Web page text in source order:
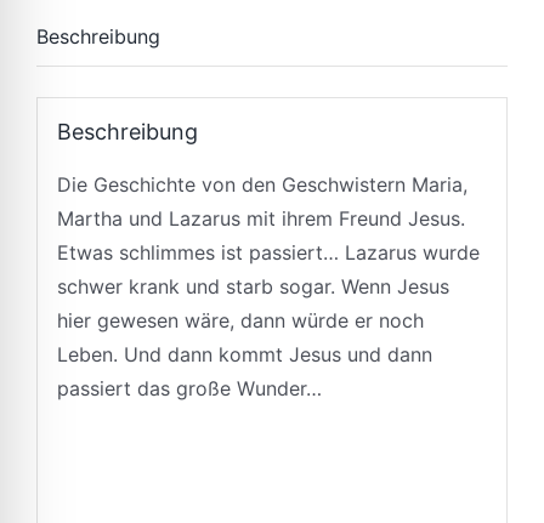
Beschreibung
Beschreibung
Die Geschichte von den Geschwistern Maria,
Martha und Lazarus mit ihrem Freund Jesus.
Etwas schlimmes ist passiert… Lazarus wurde
schwer krank und starb sogar. Wenn Jesus
hier gewesen wäre, dann würde er noch
Leben. Und dann kommt Jesus und dann
passiert das große Wunder…